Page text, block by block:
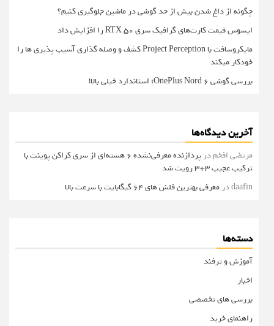
چگونه از داغ شدن بیش از حد گوشی در ماشین جلوگیری کنیم؟
ایسوس قیمت کارت‌های گرافیک سری RTX 50 را افزایش داد
مایکروسافت با Project Perception کشف و وصله گذاری آسیب پذیری ها را
خودکار میکند
بررسی گوشی OnePlus Nord 6؛ استاندارد خیلی بالا!
آخرین دیدگاه‌ها
مرتضی افخمدر
پردازنده معرفی‌نشده 6 هسته‌ای از سری کراکن پوینت با
ترکیب عجیب 3+3 رویت شد
daafinدرمعرفی بهترین فلش های 64 گیگابایت با سرعت بالا
دسته‌ها
آموزش و ترفند
اخبار
بررسی های تخصصی
راهنمای خرید